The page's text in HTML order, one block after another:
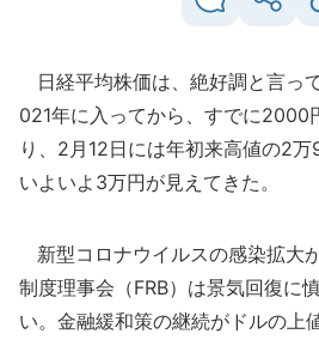
日経平均株価は、絶好調と言っ
021年に入ってから、すでに2000
り、2月12日には年初来高値の2万
いよいよ3万円が見えてきた。
新型コロナウイルスの感染拡大
制度理事会（FRB）は景気回復に
い。金融緩和策の継続がドルの上